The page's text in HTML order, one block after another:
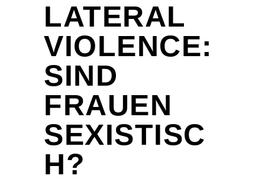
LATERAL
VIOLENCE:
SIND
FRAUEN
SEXISTISC
H?